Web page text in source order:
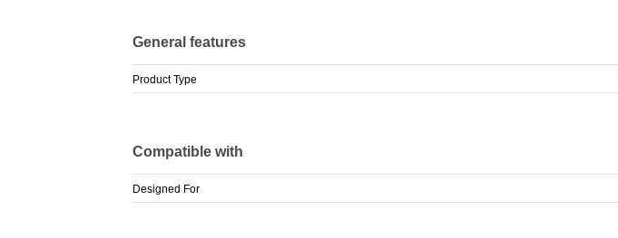
General features
Product Type
Compatible with
Designed For